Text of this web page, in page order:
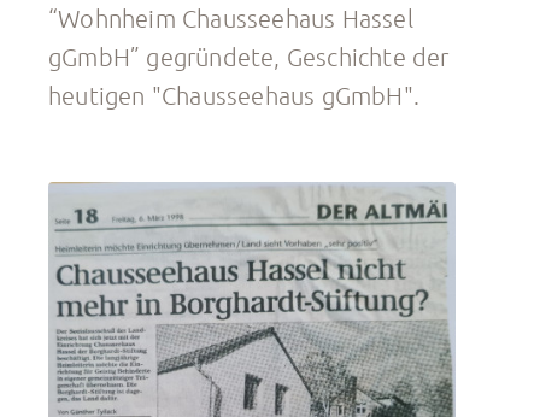
“Wohnheim Chausseehaus Hassel
gGmbH” gegründete, Geschichte der
heutigen "Chausseehaus gGmbH".